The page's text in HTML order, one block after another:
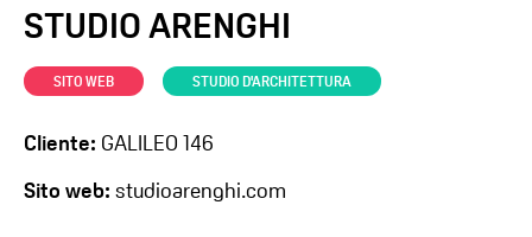
STUDIO ARENGHI
SITO WEB STUDIO D'ARCHITETTURA
Cliente: GALILEO 146
Sito web: studioarenghi.com